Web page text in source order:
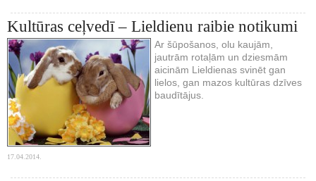
Kultūras ceļvedī – Lieldienu raibie notikumi
Ar šūpošanos, olu kaujām,
jautrām rotaļām un dziesmām
aicinām Lieldienas svinēt gan
lielos, gan mazos kultūras dzīves
baudītājus.
17.04.2014.